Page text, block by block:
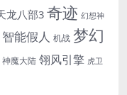
龙八部3 奇迹 幻想神
智能假人 机战 梦幻
神魔大陆 翎风引擎 虎卫